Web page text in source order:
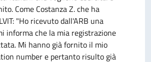
Come Costanza Z. che ha
"Ho ricevuto dall'ARB una
informa che la mia registrazione
Mi hanno già fornito il mio
number e pertanto risulto già